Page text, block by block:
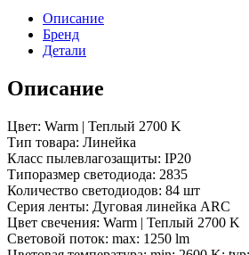
Открытый)
Описание
Бренд
Детали
Описание
Цвет: Warm | Теплый 2700 K
Тип товара: Линейка
Класс пылевлагозащиты: IP20
Типоразмер светодиода: 2835
Количество светодиодов: 84 шт
Серия ленты: Дуговая линейка ARC
Цвет свечения: Warm | Теплый 2700 K
Световой поток: max: 1250 lm